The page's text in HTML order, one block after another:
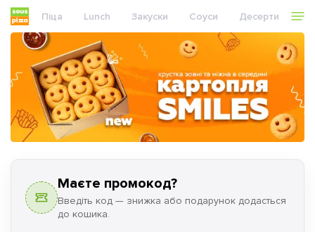
Піца Lunch Закуски Соуси Десерти
Маєте промокод?
Введіть код — знижка або подарунок додасться
до кошика.